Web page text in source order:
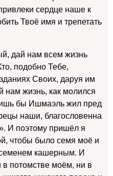
сердце наше к
Твоё имя и трепетать
дай нам всем жизнь
подобно Тебе,
Своих, даруя им
нам жизнь, как молился
бы Ишмаэль жил пред
наши, благословенна
И поэтому пришёл я
чтобы было семя моё и
кашерным. И
в потомстве моём, ни в